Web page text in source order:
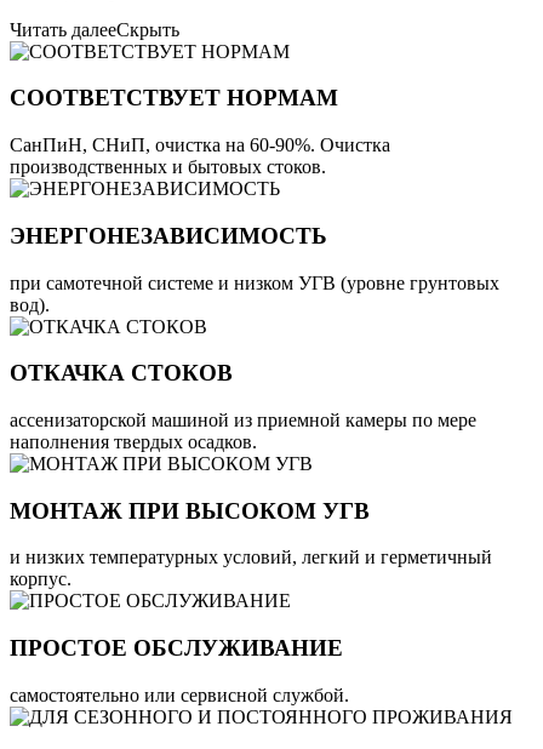
Читать далееСкрыть
СООТВЕТСТВУЕТ НОРМАМ
СанПиН, СНиП, очистка на 60-90%. Очистка
производственных и бытовых стоков.
ЭНЕРГОНЕЗАВИСИМОСТЬ
при самотечной системе и низком УГВ (уровне грунтовых
вод).
ОТКАЧКА СТОКОВ
ассенизаторской машиной из приемной камеры по мере
наполнения твердых осадков.
МОНТАЖ ПРИ ВЫСОКОМ УГВ
и низких температурных условий, легкий и герметичный
корпус.
ПРОСТОЕ ОБСЛУЖИВАНИЕ
самостоятельно или сервисной службой.